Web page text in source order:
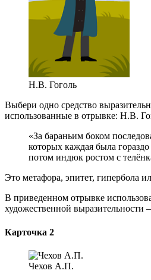
Н.В. Гоголь
Выбери одно средство
использованные в отрывке: Н.В.
«За бараньим боком
которых каждая была
потом индюк ростом с
Это метафора, эпитет, гипербола
В приведенном отрывке
художественной выразительности
Карточка 2
Чехов А.П.